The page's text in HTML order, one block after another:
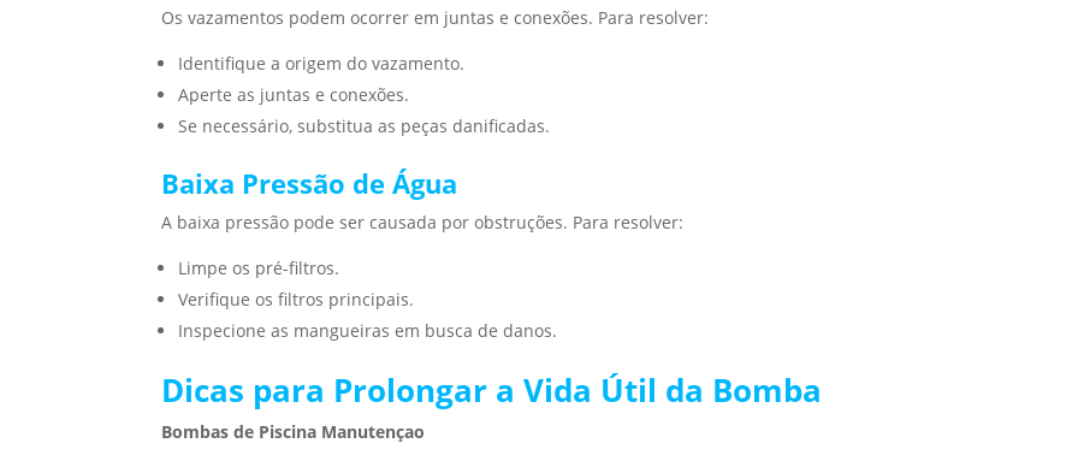
Os vazamentos podem ocorrer em juntas e conexões. Para resolver:
Identifique a origem do vazamento.
Aperte as juntas e conexões.
Se necessário, substitua as peças danificadas.
Baixa Pressão de Água
A baixa pressão pode ser causada por obstruções. Para resolver:
Limpe os pré-filtros.
Verifique os filtros principais.
Inspecione as mangueiras em busca de danos.
Dicas para Prolongar a Vida Útil da Bomba
Bombas de Piscina Manutençao